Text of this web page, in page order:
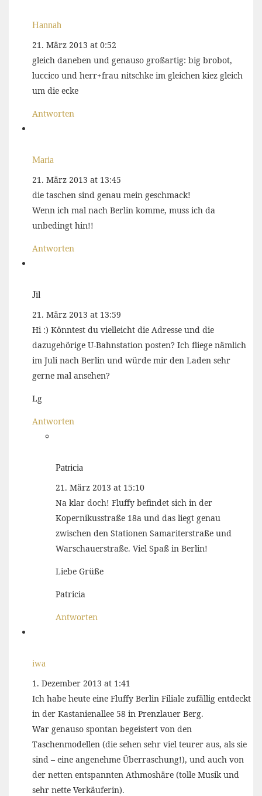
Hannah
21. März 2013 at 0:52
gleich daneben und genauso großartig: big brobot,
luccico und herr+frau nitschke im gleichen kiez gleich
um die ecke
Antworten
Maria
21. März 2013 at 13:45
die taschen sind genau mein geschmack!
Wenn ich mal nach Berlin komme, muss ich da
unbedingt hin!!
Antworten
Jil
21. März 2013 at 13:59
Hi :) Könntest du vielleicht die Adresse und die
dazugehörige U-Bahnstation posten? Ich fliege nämlich
im Juli nach Berlin und würde mir den Laden sehr
gerne mal ansehen?
Lg
Antworten
Patricia
21. März 2013 at 15:10
Na klar doch! Fluffy befindet sich in der
Kopernikusstraße 18a und das liegt genau
zwischen den Stationen Samariterstraße und
Warschauerstraße. Viel Spaß in Berlin!
Liebe Grüße
Patricia
Antworten
iwa
1. Dezember 2013 at 1:41
Ich habe heute eine Fluffy Berlin Filiale zufällig entdeckt
in der Kastanienallee 58 in Prenzlauer Berg.
War genauso spontan begeistert von den
Taschenmodellen (die sehen sehr viel teurer aus, als sie
sind – eine angenehme Überraschung!), und auch von
der netten entspannten Athmoshäre (tolle Musik und
sehr nette Verkäuferin).